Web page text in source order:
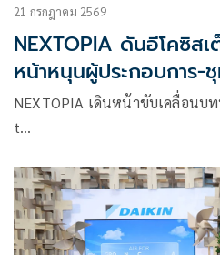
21 กรกฎาคม 2569
NEXTOPIA ดันอีโคซิส
หน้าหนุนผู้ประกอบการ-
สร้างสรรค์ยั่งยืน
NEXTOPIA เดินหน้าขับเคลื่อนบ
t…